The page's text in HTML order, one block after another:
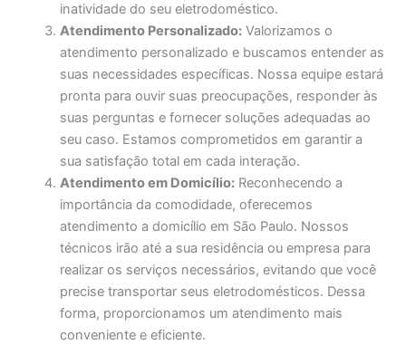
inatividade do seu eletrodoméstico.
Atendimento Personalizado: Valorizamos o
atendimento personalizado e buscamos entender as
suas necessidades específicas. Nossa equipe estará
pronta para ouvir suas preocupações, responder às
suas perguntas e fornecer soluções adequadas ao
seu caso. Estamos comprometidos em garantir a
sua satisfação total em cada interação.
Atendimento em Domicílio: Reconhecendo a
importância da comodidade, oferecemos
atendimento a domicílio em São Paulo. Nossos
técnicos irão até a sua residência ou empresa para
realizar os serviços necessários, evitando que você
precise transportar seus eletrodomésticos. Dessa
forma, proporcionamos um atendimento mais
conveniente e eficiente.